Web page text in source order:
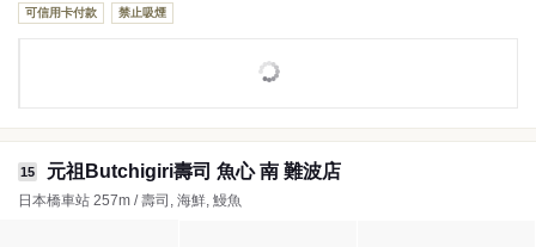
可信用卡付款 禁止吸煙
15 元祖Butchigiri壽司 魚心 南 難波店
日本橋車站 257m / 壽司, 海鮮, 鰻魚